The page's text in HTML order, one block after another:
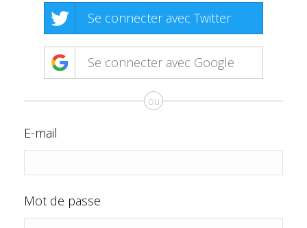
Se connecter avec Twitter
Se connecter avec Google
ou
E-mail
Mot de passe